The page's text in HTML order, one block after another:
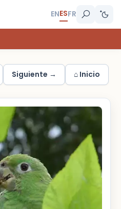
ENESFR
Siguiente → ⌂ Inicio